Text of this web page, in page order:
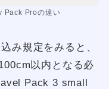
Pack Proの違い
み規定をみると、
以内となる必
Pack 3 small